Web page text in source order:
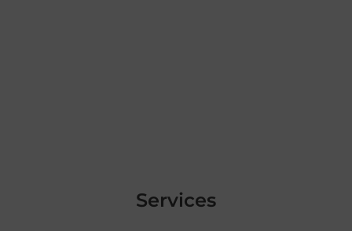
Services